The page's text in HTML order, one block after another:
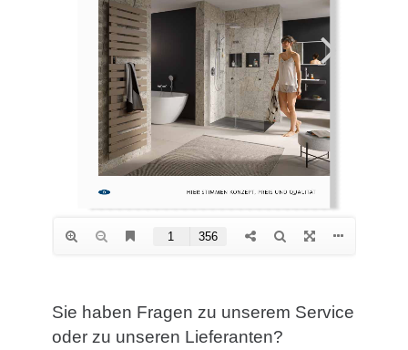
Sie haben Fragen zu unserem Service
oder zu unseren Lieferanten?